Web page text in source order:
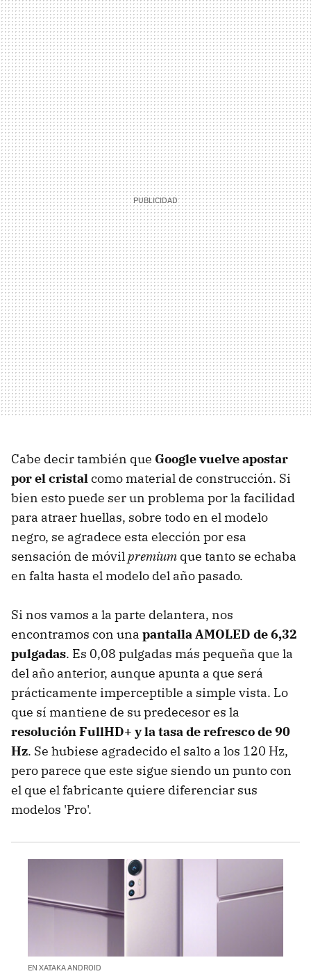
Cabe decir también que Google vuelve apostar
por el cristalcomo material de construcción. Si
bien esto puede ser un problema por la facilidad
para atraer huellas, sobre todo en el modelo
negro, se agradece esta elección por esa
sensación de móvilpremium que tanto se echaba
en falta hasta el modelo del año pasado.
Si nos vamos a la parte delantera, nos
encontramos con una pantalla AMOLED de 6,32
pulgadas. Es 0,08 pulgadas más pequeña que la
del año anterior, aunque apunta a que será
prácticamente imperceptible a simple vista. Lo
que sí mantiene de su predecesor es la
resolución FullHD+ y la tasa de refresco de 90
Hz. Se hubiese agradecido el salto a los 120 Hz,
pero parece que este sigue siendo un punto con
el que el fabricante quiere diferenciar sus
modelos 'Pro'.
EN XATAKA ANDROID